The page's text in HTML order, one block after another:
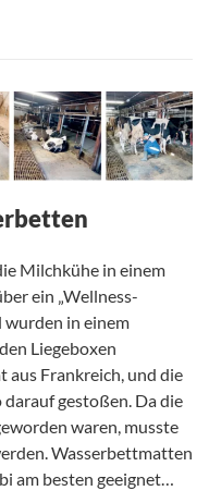
Milchkühe in einem
ein „Wellness-
wurden in einem
Liegeboxen
aus Frankreich, und die
gestoßen. Da die
waren, musste
Wasserbettmatten
am besten geeignet…